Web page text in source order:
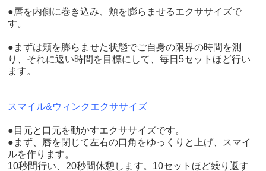
●唇を内側に巻き込み、頬を膨らませるエクササイズで
す。
●まずは頬を膨らませた状態でご自身の限界の時間を測
り、それに返い時間を目標にして、毎日5セットほど行い
ます。
スマイル&ウィンクエクササイズ
●目元と口元を動かすエクササイズです。
●まず、唇を閉じて左右の口角をゆっくりと上げ、スマイ
ルを作ります。
10秒間行い、20秒間休憩します。10セットほど繰り返す